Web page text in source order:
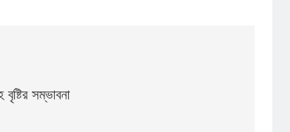
সম্ভাবনা